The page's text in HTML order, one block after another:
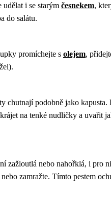
i se starým česnekem,
do salátu.
promíchejte s olejem,
podobně jako
na tenké nudličky a uvařit
nebo nahořklá, i pro
zamražte. Tímto pestem